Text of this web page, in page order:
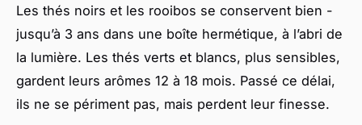
Les thés noirs et les rooibos se conservent bien -
jusqu’à 3 ans dans une boîte hermétique, à l’abri de
la lumière. Les thés verts et blancs, plus sensibles,
gardent leurs arômes 12 à 18 mois. Passé ce délai,
ils ne se périment pas, mais perdent leur finesse.